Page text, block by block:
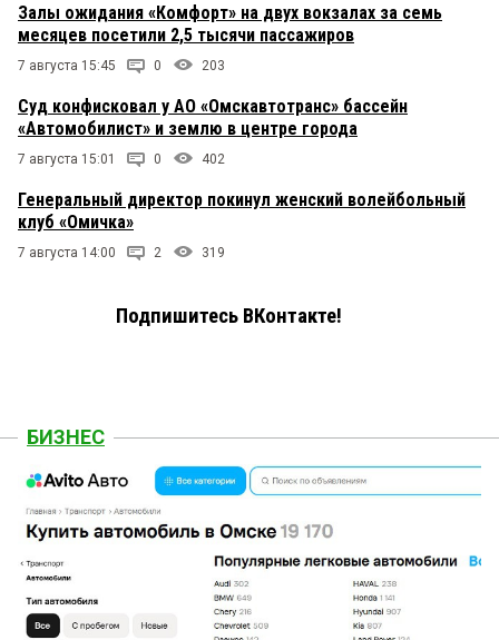
Залы ожидания «Комфорт» на двух вокзалах за семь
месяцев посетили 2,5 тысячи пассажиров
7 августа 15:45 0 203
Суд конфисковал у АО «Омскавтотранс» бассейн
«Автомобилист» и землю в центре города
7 августа 15:01 0 402
Генеральный директор покинул женский волейбольный
клуб «Омичка»
7 августа 14:00 2 319
Подпишитесь ВКонтакте!
БИЗНЕС